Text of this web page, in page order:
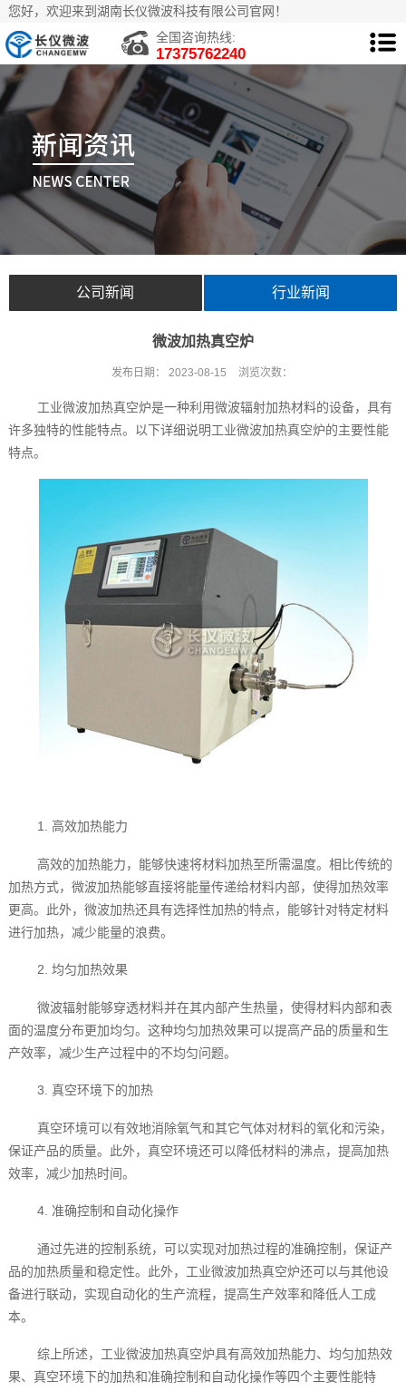
您好，欢迎来到湖南长仪微波科技有限公司官网！
全国咨询热线:
17375762240
公司新闻 行业新闻
微波加热真空炉
发布日期： 2023-08-15 浏览次数：
工业微波加热真空炉是一种利用微波辐射加热材料的设备，具有
许多独特的性能特点。以下详细说明工业微波加热真空炉的主要性能
特点。
1. 高效加热能力
高效的加热能力，能够快速将材料加热至所需温度。相比传统的
加热方式，微波加热能够直接将能量传递给材料内部，使得加热效率
更高。此外，微波加热还具有选择性加热的特点，能够针对特定材料
进行加热，减少能量的浪费。
2. 均匀加热效果
微波辐射能够穿透材料并在其内部产生热量，使得材料内部和表
面的温度分布更加均匀。这种均匀加热效果可以提高产品的质量和生
产效率，减少生产过程中的不均匀问题。
3. 真空环境下的加热
真空环境可以有效地消除氧气和其它气体对材料的氧化和污染，
保证产品的质量。此外，真空环境还可以降低材料的沸点，提高加热
效率，减少加热时间。
4. 准确控制和自动化操作
通过先进的控制系统，可以实现对加热过程的准确控制，保证产
品的加热质量和稳定性。此外，工业微波加热真空炉还可以与其他设
备进行联动，实现自动化的生产流程，提高生产效率和降低人工成
本。
综上所述，工业微波加热真空炉具有高效加热能力、均匀加热效
果、真空环境下的加热和准确控制和自动化操作等四个主要性能特